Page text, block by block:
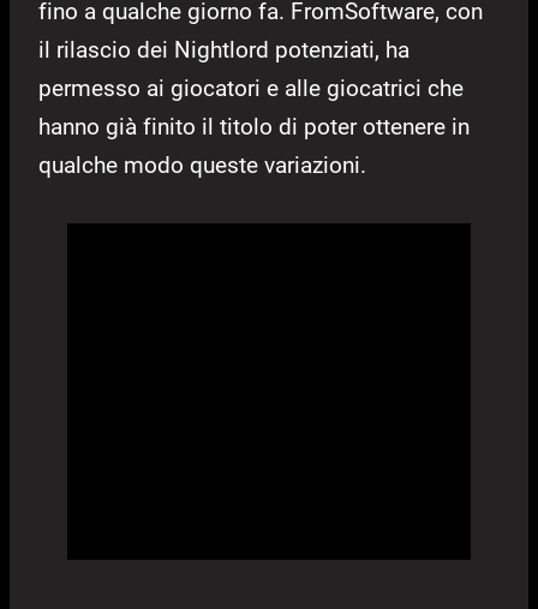
fino a qualche giorno fa. FromSoftware, con
il rilascio dei Nightlord potenziati, ha
permesso ai giocatori e alle giocatrici che
hanno già finito il titolo di poter ottenere in
qualche modo queste variazioni.